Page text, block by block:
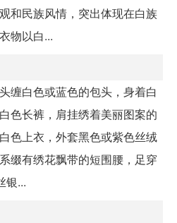
和民族风情，突出体现在白族
物以白...
缠白色或蓝色的包头，身着白
色长裤，肩挂绣着美丽图案的
色上衣，外套黑色或紫色丝绒
缀有绣花飘带的短围腰，足穿
银...